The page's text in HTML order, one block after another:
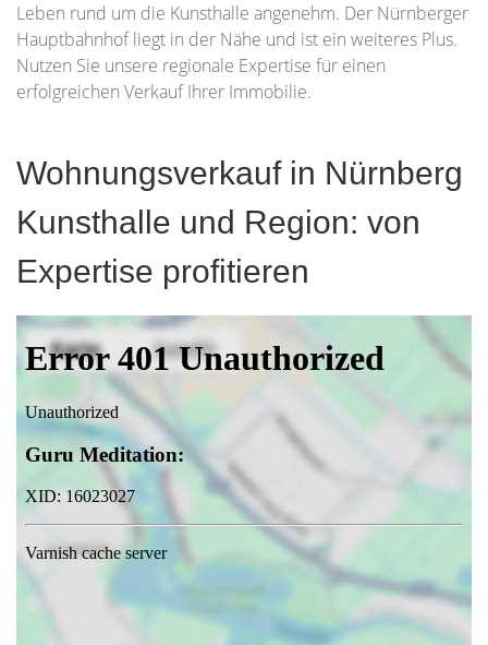
Leben rund um die Kunsthalle angenehm. Der Nürnberger
Hauptbahnhof liegt in der Nähe und ist ein weiteres Plus.
Nutzen Sie unsere regionale Expertise für einen
erfolgreichen Verkauf Ihrer Immobilie.
Wohnungsverkauf in Nürnberg
Kunsthalle und Region: von
Expertise profitieren